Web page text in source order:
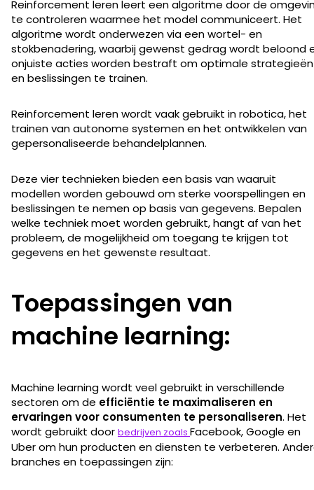
Reinforcement leren leert een algoritme door de
te controleren waarmee het model communiceert. Het
algoritme wordt onderwezen via een wortel- en
stokbenadering, waarbij gewenst gedrag wordt beloond
onjuiste acties worden bestraft om optimale strategieën
en beslissingen te trainen.
Reinforcement leren wordt vaak gebruikt in robotica, het
trainen van autonome systemen en het ontwikkelen van
gepersonaliseerde behandelplannen.
Deze vier technieken bieden een basis van waaruit
modellen worden gebouwd om sterke voorspellingen en
beslissingen te nemen op basis van gegevens. Bepalen
welke techniek moet worden gebruikt, hangt af van het
probleem, de mogelijkheid om toegang te krijgen tot
gegevens en het gewenste resultaat.
Toepassingen van
machine learning:
Machine learning wordt veel gebruikt in verschillende
sectoren om de efficiëntie te maximaliseren en
ervaringen voor consumenten te personaliseren. Het
wordt gebruikt door bedrijven zoals Facebook, Google en
Uber om hun producten en diensten te verbeteren.
branches en toepassingen zijn: